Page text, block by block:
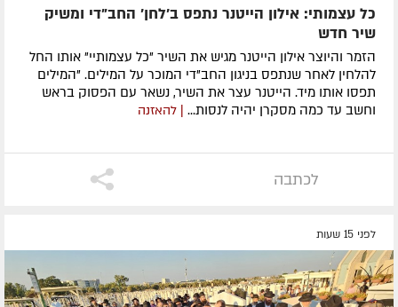
כל עצמותי: אילון הייטנר נתפס ב'לחן' החב"די ומשיק
שיר חדש
הזמר והיוצר אילון הייטנר מגיש את השיר "כל עצמותיי" אותו החל
להלחין לאחר שנתפס בניגון החב"די המוכר על המילים. "המילים
תפסו אותו מיד. הייטנר עצר את השיר, נשאר עם הפסוק בראש
וחשב עד כמה מסקרן יהיה לנסות...
| להאזנה
לכתבה
לפני 15 שעות